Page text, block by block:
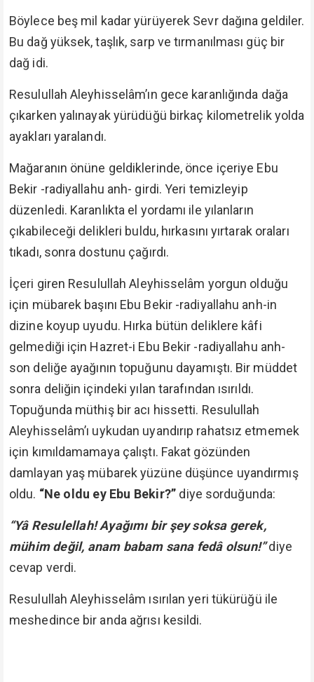
Böylece beş mil kadar yürüyerek Sevr dağına geldiler.
Bu dağ yüksek, taşlık, sarp ve tırmanılması güç bir
dağ idi.
Resulullah Aleyhisselâm’ın gece karanlığında dağa
çıkarken yalınayak yürüdüğü birkaç kilometrelik yolda
ayakları yaralandı.
Mağaranın önüne geldiklerinde, önce içeriye Ebu
Bekir -radiyallahu anh- girdi. Yeri temizleyip
düzenledi. Karanlıkta el yordamı ile yılanların
çıkabileceği delikleri buldu, hırkasını yırtarak oraları
tıkadı, sonra dostunu çağırdı.
İçeri giren Resulullah Aleyhisselâm yorgun olduğu
için mübarek başını Ebu Bekir -radiyallahu anh-in
dizine koyup uyudu. Hırka bütün deliklere kâfi
gelmediği için Hazret-i Ebu Bekir -radiyallahu anh-
son deliğe ayağının topuğunu dayamıştı. Bir müddet
sonra deliğin içindeki yılan tarafından ısırıldı.
Topuğunda müthiş bir acı hissetti. Resulullah
Aleyhisselâm’ı uykudan uyandırıp rahatsız etmemek
için kımıldamamaya çalıştı. Fakat gözünden
damlayan yaş mübarek yüzüne düşünce uyandırmış
oldu. “Ne oldu ey Ebu Bekir?” diye sorduğunda:
“Yâ Resulellah! Ayağımı bir şey soksa gerek,
mühim değil, anam babam sana fedâ olsun!”diye
cevap verdi.
Resulullah Aleyhisselâm ısırılan yeri tükürüğü ile
meshedince bir anda ağrısı kesildi.